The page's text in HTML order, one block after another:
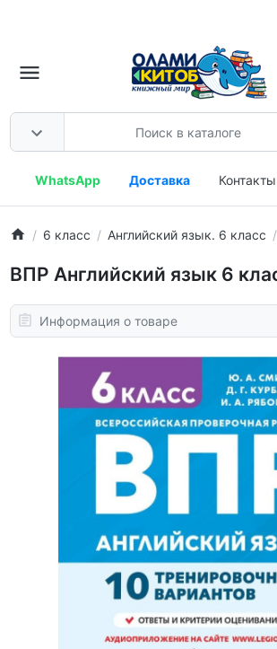
WhatsApp Доставка Контакты
6 класс Английский язык. 6 класс
ВПР Английский язык 6
Информация о товаре